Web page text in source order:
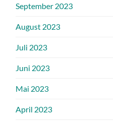
September 2023
August 2023
Juli 2023
Juni 2023
Mai 2023
April 2023